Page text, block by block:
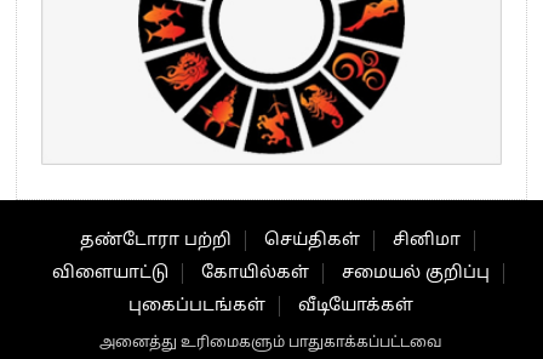
தண்டோரா பற்றி செய்திகள்
சினிமா
விளையாட்டு
கோயில்கள்
சமையல் குறிப்பு
புகைப்படங்கள்
வீடியோக்கள்
அனைத்து உரிமைகளும் பாதுகாக்கப்பட்டவை